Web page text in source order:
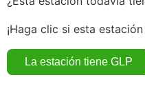
¡Haga clic si esta